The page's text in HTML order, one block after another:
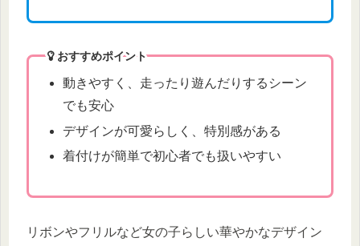
おすすめポイント
動きやすく、走ったり遊んだりするシーン
でも安心
デザインが可愛らしく、特別感がある
着付けが簡単で初心者でも扱いやすい
リボンやフリルなど女の子らしい華やかなデザイン